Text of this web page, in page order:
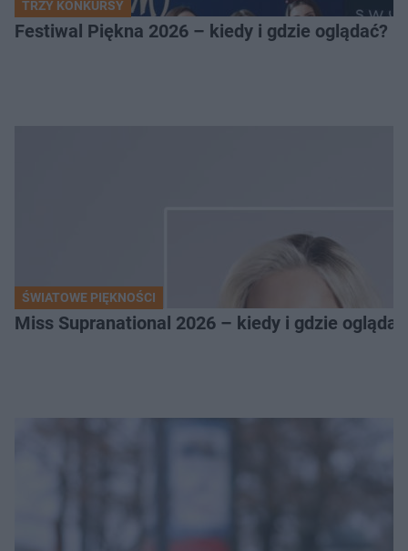
TRZY KONKURSY
Festiwal Piękna 2026 – kiedy i gdzie oglądać?
ŚWIATOWE PIĘKNOŚCI
Miss Supranational 2026 – kiedy i gdzie